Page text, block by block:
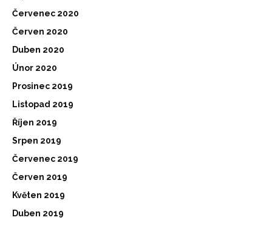
Červenec 2020
Červen 2020
Duben 2020
Únor 2020
Prosinec 2019
Listopad 2019
Říjen 2019
Srpen 2019
Červenec 2019
Červen 2019
Květen 2019
Duben 2019